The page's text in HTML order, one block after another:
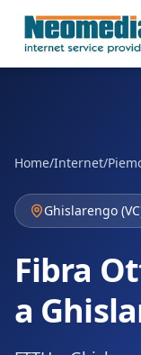
Home/Internet/
Ghislarengo (VC
Fibra
a